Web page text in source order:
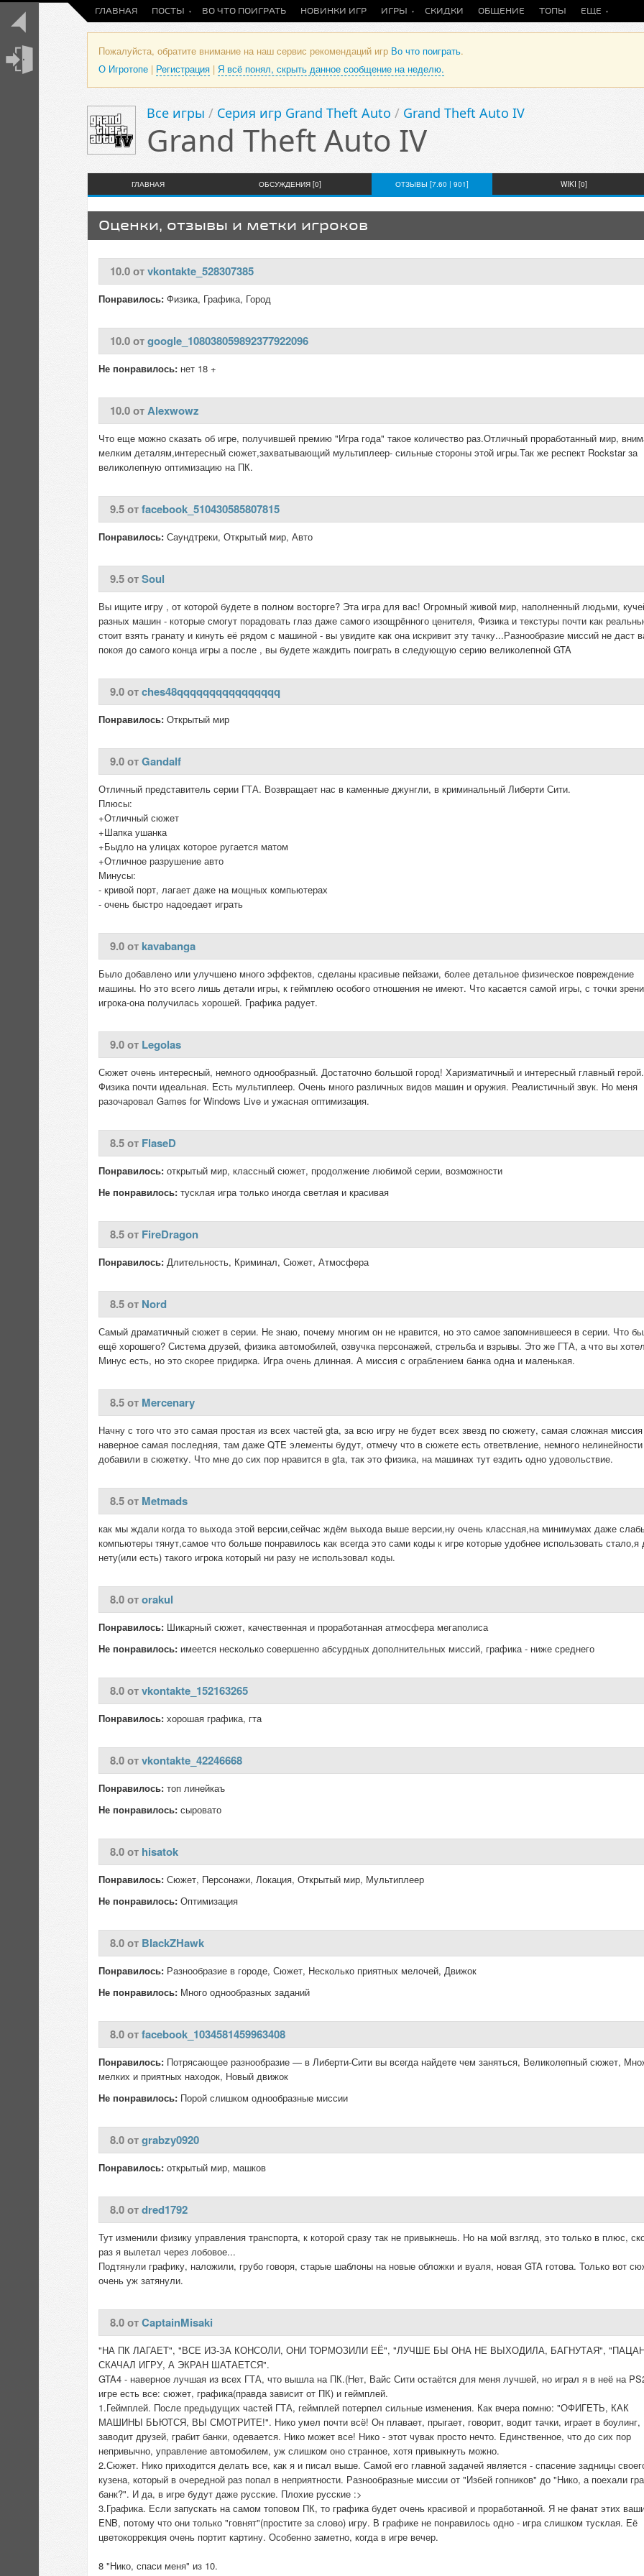
ГЛАВНАЯ ПОСТЫ ВО ЧТО ПОИГРАТЬ НОВИНКИ ИГР ИГРЫ СКИДКИ ОБЩЕНИЕ ТОПЫ ЕЩЕ
Пожалуйста, обратите внимание на наш сервис рекомендаций игр Во что поиграть.
О Игротопе | Регистрация | Я всё понял, скрыть данное сообщение на неделю.
Все игры / Серия игр Grand Theft Auto / Grand Theft Auto IV
Grand Theft Auto IV
ГЛАВНАЯ ОБСУЖДЕНИЯ [0] ОТЗЫВЫ [7.60 | 901] WIKI [0]
Оценки, отзывы и метки игроков
10.0 отvkontakte_528307385
Понравилось: Физика, Графика, Город
10.0 отgoogle_108038059892377922096
Не понравилось: нет 18 +
10.0 отAlexwowz
Что еще можно сказать об игре, получившей премию "Игра года" такое количество раз.Отличный проработанный мир,
мелким деталям,интересный сюжет,захватывающий мультиплеер- сильные стороны этой игры.Так же респект Rockstar за
великолепную оптимизацию на ПК.
9.5 отfacebook_510430585807815
Понравилось: Саундтреки, Открытый мир, Авто
9.5 отSoul
Вы ищите игру , от которой будете в полном восторге? Эта игра для вас! Огромный живой мир, наполненный людьми,
разных машин - которые смогут порадовать глаз даже самого изощрённого ценителя, Физика и текстуры почти как
стоит взять гранату и кинуть её рядом с машиной - вы увидите как она искривит эту тачку...Разнообразие миссий не даст
покоя до самого конца игры а после , вы будете жаждить поиграть в следующую серию великолепной GTA
9.0 отches48qqqqqqqqqqqqqqqq
Понравилось: Открытый мир
9.0 отGandalf
Отличный представитель серии ГТА. Возвращает нас в каменные джунгли, в криминальный Либерти Сити.
Плюсы:
+Отличный сюжет
+Шапка ушанка
+Быдло на улицах которое ругается матом
+Отличное разрушение авто
Минусы:
- кривой порт, лагает даже на мощных компьютерах
- очень быстро надоедает играть
9.0 от kavabanga
Было добавлено или улучшено много эффектов, сделаны красивые пейзажи, более детальное физическое повреждение
машины. Но это всего лишь детали игры, к геймплею особого отношения не имеют. Что касается самой игры, с точки
игрока-она получилась хорошей. Графика радует.
9.0 от Legolas
Сюжет очень интересный, немного однообразный. Достаточно большой город! Харизматичный и интересный главный герой.
Физика почти идеальная. Есть мультиплеер. Очень много различных видов машин и оружия. Реалистичный звук. Но меня
разочаровал Games for Windows Live и ужасная оптимизация.
8.5 от FlaseD
Понравилось: открытый мир, классный сюжет, продолжение любимой серии, возможности
Не понравилось: тусклая игра только иногда светлая и красивая
8.5 от FireDragon
Понравилось: Длительность, Криминал, Сюжет, Атмосфера
8.5 от Nord
Самый драматичный сюжет в серии. Не знаю, почему многим он не нравится, но это самое запомнившееся в серии. Что
ещё хорошего? Система друзей, физика автомобилей, озвучка персонажей, стрельба и взрывы. Это же ГТА, а что вы
Минус есть, но это скорее придирка. Игра очень длинная. А миссия с ограблением банка одна и маленькая.
8.5 от Mercenary
Начну с того что это самая простая из всех частей gta, за всю игру не будет всех звезд по сюжету, самая сложная миссия
наверное самая последняя, там даже QTE элементы будут, отмечу что в сюжете есть ответвление, немного нелинейности
добавили в сюжетку. Что мне до сих пор нравится в gta, так это физика, на машинах тут ездить одно удовольствие.
8.5 от Metmads
как мы ждали когда то выхода этой версии,сейчас ждём выхода выше версии,ну очень классная,на минимумах даже
компьютеры тянут,самое что больше понравилось как всегда это сами коды к игре которые удобнее использовать
нету(или есть) такого игрока который ни разу не использовал коды.
8.0 отorakul
Понравилось: Шикарный сюжет, качественная и проработанная атмосфера мегаполиса
Не понравилось: имеется несколько совершенно абсурдных дополнительных миссий, графика - ниже среднего
8.0 отvkontakte_152163265
Понравилось: хорошая графика, гта
8.0 отvkontakte_42246668
Понравилось: топ линейкаъ
Не понравилось: сыровато
8.0 от hisatok
Понравилось: Сюжет, Персонажи, Локация, Открытый мир, Мультиплеер
Не понравилось: Оптимизация
8.0 от BlackZHawk
Понравилось: Разнообразие в городе, Сюжет, Несколько приятных мелочей, Движок
Не понравилось: Много однообразных заданий
8.0 отfacebook_1034581459963408
Понравилось: Потрясающее разнообразие — в Либерти-Сити вы всегда найдете чем заняться, Великолепный сюжет,
мелких и приятных находок, Новый движок
Не понравилось: Порой слишком однообразные миссии
8.0 отgrabzy0920
Понравилось: открытый мир, машков
8.0 отdred1792
Тут изменили физику управления транспорта, к которой сразу так не привыкнешь. Но на мой взгляд, это только в плюс,
раз я вылетал через лобовое...
Подтянули графику, наложили, грубо говоря, старые шаблоны на новые обложки и вуаля, новая GTA готова. Только вот
очень уж затянули.
8.0 отCaptainMisaki
"НА ПК ЛАГАЕТ", "ВСЕ ИЗ-ЗА КОНСОЛИ, ОНИ ТОРМОЗИЛИ ЕЁ", "ЛУЧШЕ БЫ ОНА НЕ ВЫХОДИЛА, БАГНУТАЯ",
СКАЧАЛ ИГРУ, А ЭКРАН ШАТАЕТСЯ".
GTA4 - наверное лучшая из всех ГТА, что вышла на ПК.(Нет, Вайс Сити остаётся для меня лучшей, но играл я в неё на
игре есть все: сюжет, графика(правда зависит от ПК) и геймплей.
1.Геймплей. После предыдущих частей ГТА, геймплей потерпел сильные изменения. Как вчера помню: "ОФИГЕТЬ, КАК
МАШИНЫ БЬЮТСЯ, ВЫ СМОТРИТЕ!". Нико умел почти всё! Он плавает, прыгает, говорит, водит тачки, играет в боулинг,
заводит друзей, грабит банки, одевается. Нико может все! Нико - этот чувак просто нечто. Единственное, что до сих пор
непривычно, управление автомобилем, уж слишком оно странное, хотя привыкнуть можно.
2.Сюжет. Нико приходится делать все, как я и писал выше. Самой его главной задачей является - спасение задницы
кузена, который в очередной раз попал в неприятности. Разнообразные миссии от "Избей гопников" до "Нико, а поехали
банк?". И да, в игре будут даже русские. Плохие русские :>
3.Графика. Если запускать на самом топовом ПК, то графика будет очень красивой и проработанной. Я не фанат этих
ENB, потому что они только "говнят"(простите за слово) игру. В графике не понравилось одно - игра слишком тусклая. Её
цветокоррекция очень портит картину. Особенно заметно, когда в игре вечер.
8 "Нико, спаси меня" из 10.